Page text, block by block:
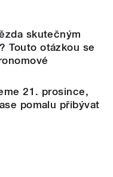
skutečným
Touto otázkou se
21. prosince,
pomalu přibývat